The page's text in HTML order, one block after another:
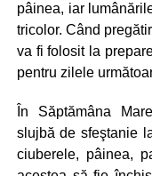
pâinea, iar
tricolor. Când
va fi folosit la
pentru zilele
În Săptămâna
slujbă de sfeştanie
ciuberele, pâinea,